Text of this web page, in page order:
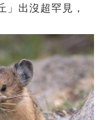
」出沒超罕見，